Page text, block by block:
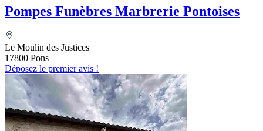
Pompes Funèbres Marbrerie Pontoises
Le Moulin des Justices
17800 Pons
Déposez le premier avis !